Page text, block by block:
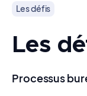
Les défis
Les
Processus